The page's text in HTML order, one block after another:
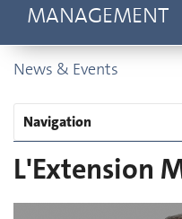
MANAGEMENT
News & Events
Navigation
L'Extension